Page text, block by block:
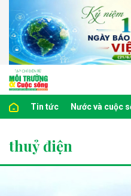
Tin tức Nước và cuộc
thuỷ điện